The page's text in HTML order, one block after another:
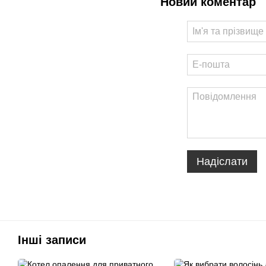
Надіслати
Інші записи